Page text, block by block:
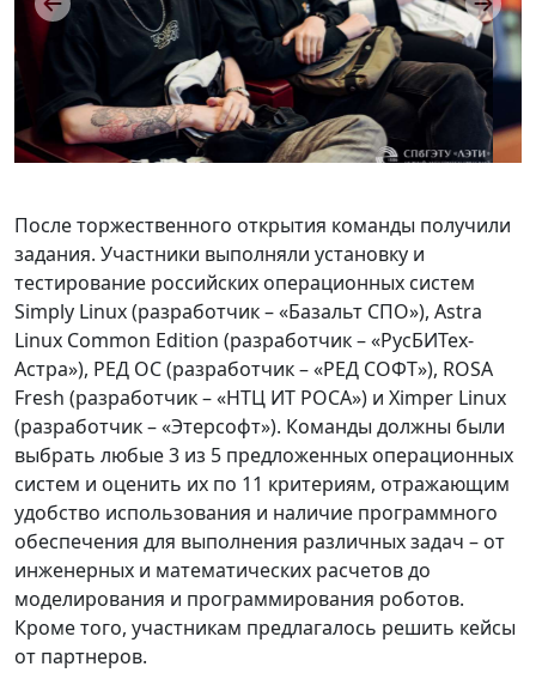
После торжественного открытия команды получили
задания. Участники выполняли установку и
тестирование российских операционных систем
Simply Linux (разработчик – «Базальт СПО»), Astra
Linux Common Edition (разработчик – «РусБИТех-
Астра»), РЕД ОС (разработчик – «РЕД СОФТ»), ROSA
Fresh (разработчик – «НТЦ ИТ РОСА») и Ximper Linux
(разработчик – «Этерсофт»). Команды должны были
выбрать любые 3 из 5 предложенных операционных
систем и оценить их по 11 критериям, отражающим
удобство использования и наличие программного
обеспечения для выполнения различных задач – от
инженерных и математических расчетов до
моделирования и программирования роботов.
Кроме того, участникам предлагалось решить кейсы
от партнеров.